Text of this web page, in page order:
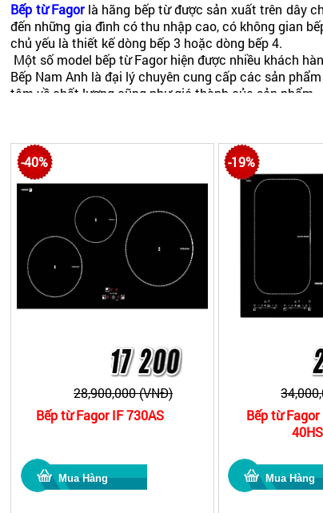
Bếp từ Fagorlà hãng bếp từ được sản xuất trên dây
đến những gia đình có thu nhập cao, có không gian
chủ yếu là thiết kế dòng bếp 3 hoặc dòng bếp 4.
Một số model bếp từ Fagor hiện được nhiều khách
Bếp Nam Anh là đại lý chuyên cung cấp các sản phẩm
tâm về chất lượng cũng như giá thành của sản phẩm.
Tại các showroom Bếp Nam Anh không chỉ phân
, bếp từ Chefs ..Hiện chúng tôi đang có
-40%
28,900,000 (VNĐ)
Bếp từ Fagor IF 730AS
-19%
Bếp từ Fagor
40HS